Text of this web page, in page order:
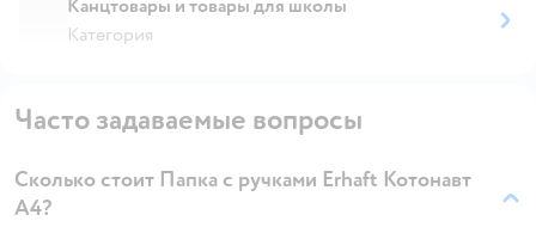
Канцтовары и товары для школы
Категория
Часто задаваемые вопросы
Сколько стоит Папка с ручками Erhaft Котонавт
А4?